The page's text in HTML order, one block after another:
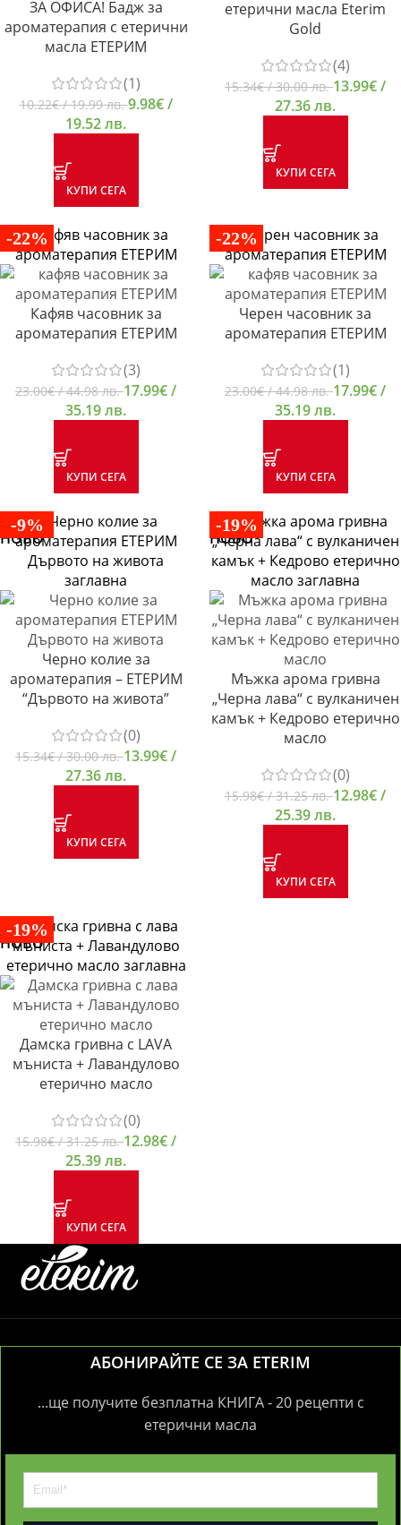
ЗА ОФИСА! Бадж за
ароматерапия с етерични
масла ЕТЕРИМ
(1)
10.22€/ 19.99 лв.9.98€/
19.52 лв.
КУПИ СЕГА
етерични масла Eterim
Gold
(4)
15.34€/ 30.00 лв.13.99€/
27.36 лв.
КУПИ СЕГА
-22%
Кафяв часовник за
ароматерапия ЕТЕРИМ
(3)
23.00€/ 44.98 лв.17.99€/
35.19 лв.
КУПИ СЕГА
-22%
Черен часовник за
ароматерапия ЕТЕРИМ
(1)
23.00€/ 44.98 лв.17.99€/
35.19 лв.
КУПИ СЕГА
-9%
НОВО
Черно колие за
ароматерапия – ЕТЕРИМ
“Дървото на живота”
(0)
15.34€/ 30.00 лв.13.99€/
27.36 лв.
КУПИ СЕГА
-19%
НОВО
Мъжка арома гривна
„Черна лава“ с вулканичен
камък + Кедрово етерично
масло
(0)
15.98€/ 31.25 лв.12.98€/
25.39 лв.
КУПИ СЕГА
-19%
НОВО
Дамска гривна с LAVA
мъниста + Лавандулово
етерично масло
(0)
15.98€/ 31.25 лв.12.98€/
25.39 лв.
КУПИ СЕГА
АБОНИРАЙТЕ СЕ ЗА ETERIM
...ще получите безплатна КНИГА - 20 рецепти с
етерични масла